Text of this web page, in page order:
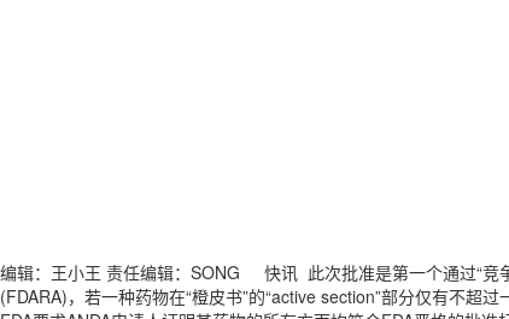
编辑：王小王 责任编辑：SONG 快讯 此次批准是第一个通过“
(FDARA)，若一种药物在“橙皮书”的“active section”部分仅有不超